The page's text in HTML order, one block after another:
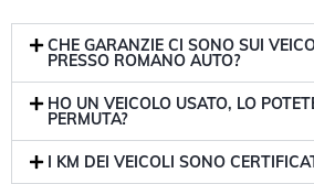
CHE GARANZIE CI SONO SUI
PRESSO ROMANO AUTO?
HO UN VEICOLO USATO, LO
PERMUTA?
I KM DEI VEICOLI SONO